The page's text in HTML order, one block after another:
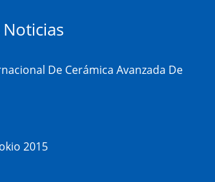
De Cerámica Avanzada De
2015